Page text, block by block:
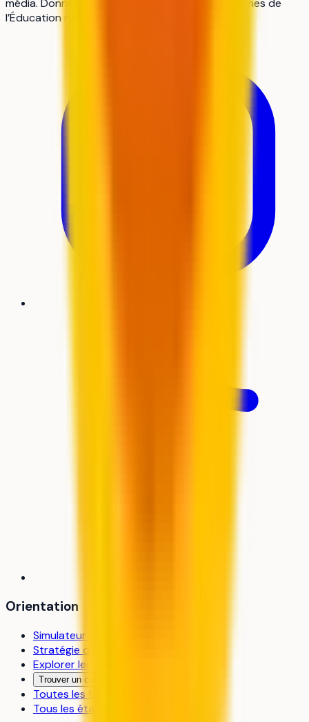
média. Données officielles Parcoursup, programmes de
l’Éducation nationale, sources vérifiées.
Orientation
Simulateur d’admission
Stratégie de vœux
Explorer les formations
Trouver un coach
Toutes les formations
Tous les établissements